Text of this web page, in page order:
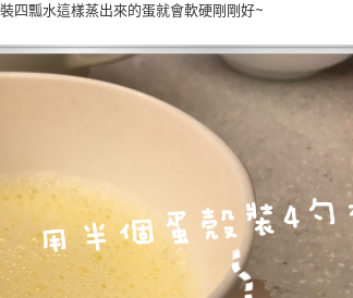
四瓢水這樣蒸出來的蛋就會軟硬剛剛好~